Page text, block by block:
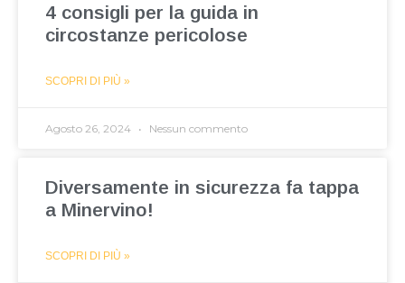
4 consigli per la guida in
circostanze pericolose
SCOPRI DI PIÙ »
Agosto 26, 2024 Nessun commento
Diversamente in sicurezza fa tappa
a Minervino!
SCOPRI DI PIÙ »